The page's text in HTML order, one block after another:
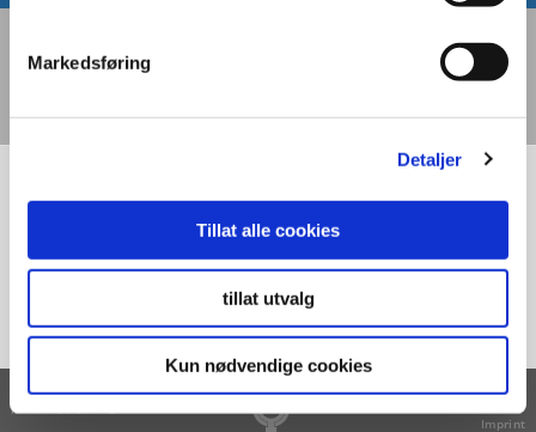
Markedsføring
Detaljer
Tillat alle cookies
tillat utvalg
Kun nødvendige cookies
Nyheter
Presse/Media/Image Bank
Messer
Produkter
Kontakt & Support
Behandling av
personopplysninger
Sitemap
Cookies
Imprint